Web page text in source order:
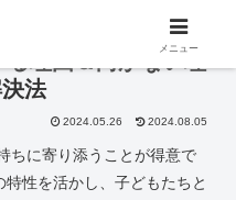
理由＆向かない理
法
2024.05.26 2024.08.05
ちに寄り添うことが得意で
性を活かし、子どもたちと
メニュー